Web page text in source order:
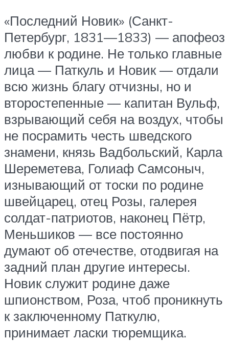
«Последний Новик» (Санкт-
Петербург, 1831—1833) — апофеоз
любви к родине. Не только главные
лица — Паткуль и Новик — отдали
всю жизнь благу отчизны, но и
второстепенные — капитан Вульф,
взрывающий себя на воздух, чтобы
не посрамить честь шведского
знамени, князь Вадбольский, Карла
Шереметева, Голиаф Самсоныч,
изнывающий от тоски по родине
швейцарец, отец Розы, галерея
солдат-патриотов, наконец Пётр,
Меньшиков — все постоянно
думают об отечестве, отодвигая на
задний план другие интересы.
Новик служит родине даже
шпионством, Роза, чтоб проникнуть
к заключенному Паткулю,
принимает ласки тюремщика.